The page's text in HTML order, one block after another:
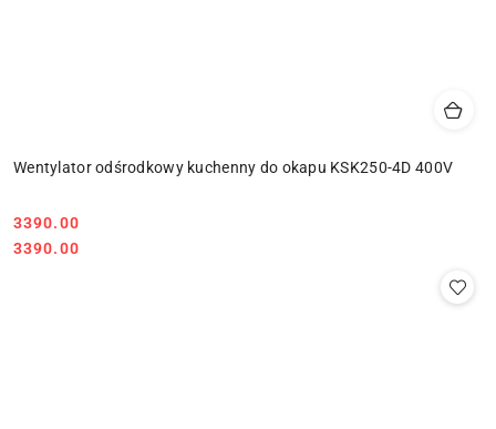
Wentylator odśrodkowy kuchenny do okapu KSK250-4D 400V
Cena:
3390.00
Cena:
3390.00